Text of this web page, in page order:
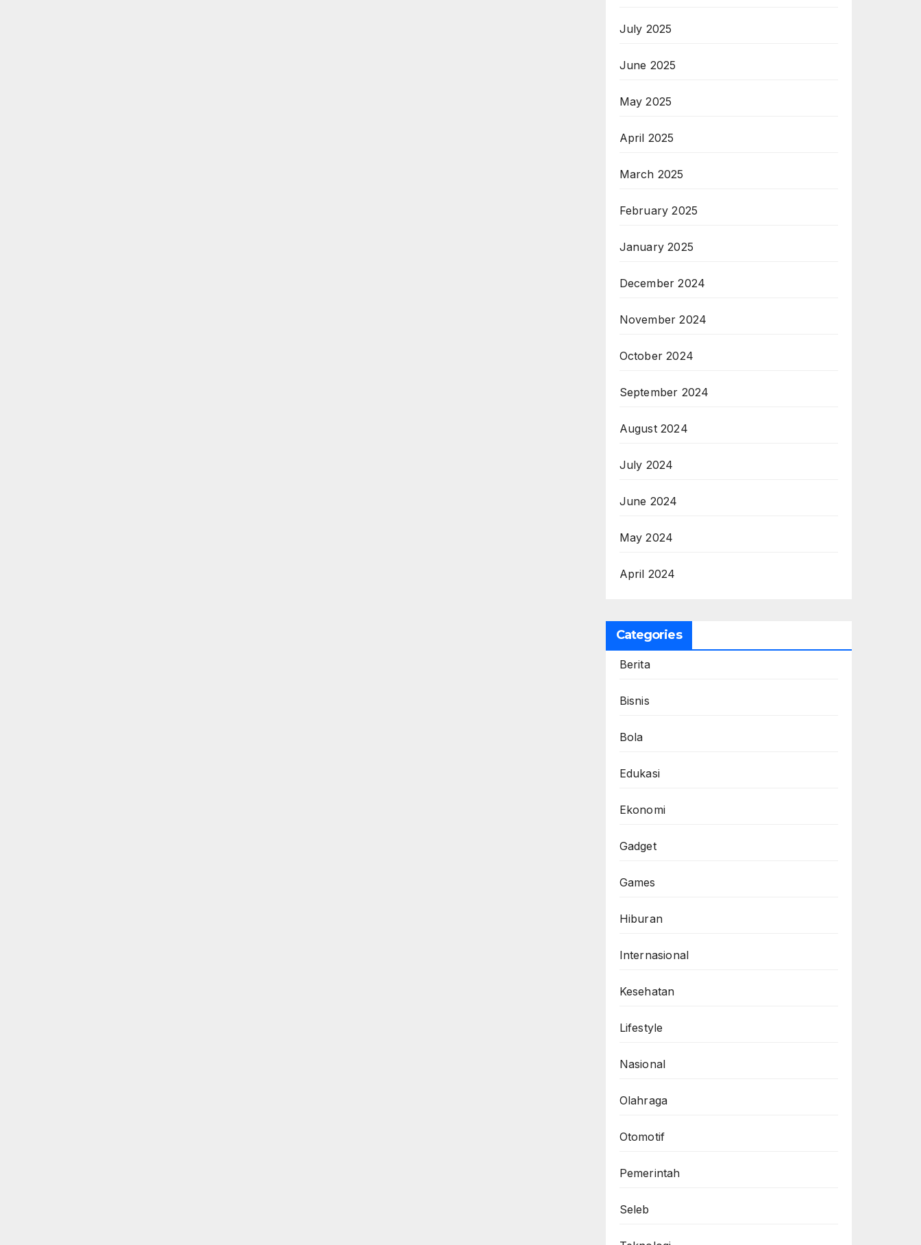
July 2025
June 2025
May 2025
April 2025
March 2025
February 2025
January 2025
December 2024
November 2024
October 2024
September 2024
August 2024
July 2024
June 2024
May 2024
April 2024
Categories
Berita
Bisnis
Bola
Edukasi
Ekonomi
Gadget
Games
Hiburan
Internasional
Kesehatan
Lifestyle
Nasional
Olahraga
Otomotif
Pemerintah
Seleb